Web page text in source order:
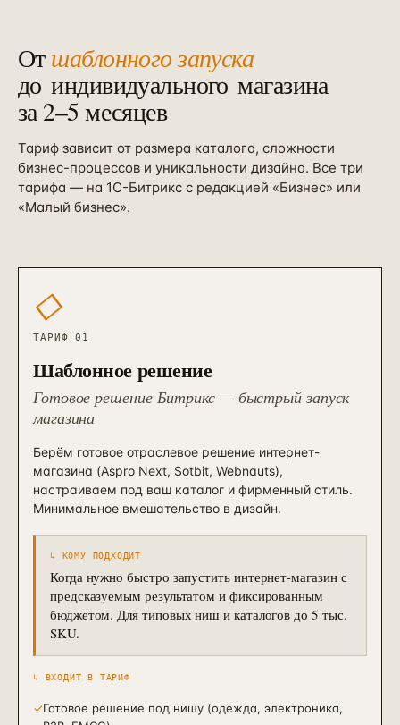
Отшаблонного запуска
до индивидуального магазина
за 2–5 месяцев
Тариф зависит от размера каталога, сложности
бизнес-процессов и уникальности дизайна. Все три
тарифа — на 1С-Битрикс с редакцией «Бизнес» или
«Малый бизнес».
◇
ТАРИФ 01
Шаблонное решение
Готовое решение Битрикс — быстрый запуск
магазина
Берём готовое отраслевое решение интернет-
магазина (Aspro Next, Sotbit, Webnauts),
настраиваем под ваш каталог и фирменный стиль.
Минимальное вмешательство в дизайн.
↳ КОМУ ПОДХОДИТ
Когда нужно быстро запустить интернет-магазин с
предсказуемым результатом и фиксированным
бюджетом. Для типовых ниш и каталогов до 5 тыс.
SKU.
↳ ВХОДИТ В ТАРИФ
✓Готовое решение под нишу (одежда, электроника,